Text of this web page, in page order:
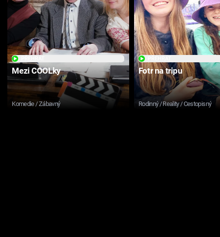
Mezi COOLky
Komedie / Zábavný
Fotr na tripu
Rodinný / Reality / Cestopisný